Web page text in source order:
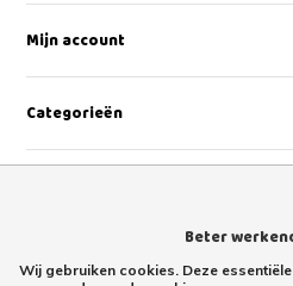
Mijn account
Categorieën
Beter
Wij gebruiken cookies. Deze